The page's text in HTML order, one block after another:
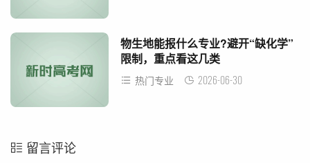
物生地能报什么专业?避开“缺化学”
限制，重点看这几类
热门专业 2026-06-30
留言评论